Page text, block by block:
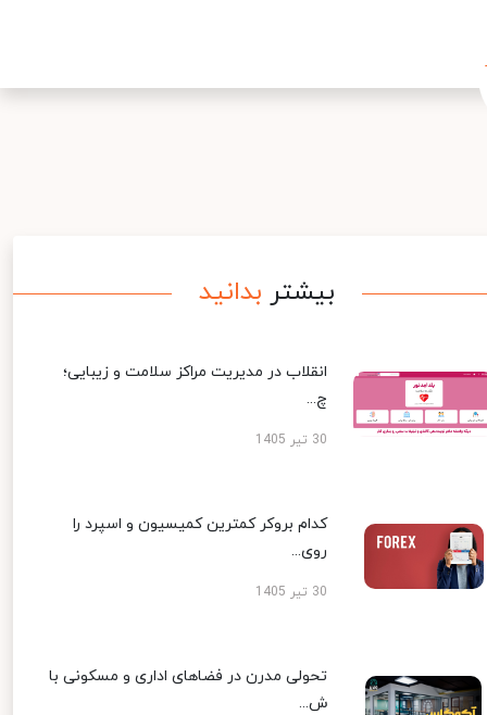
بیشتر بدانید
انقلاب در مدیریت مراکز سلامت و زیبایی؛
چ...
30 تیر 1405
کدام بروکر کمترین کمیسیون و اسپرد را
روی...
30 تیر 1405
تحولی مدرن در فضاهای اداری و مسکونی با
ش...